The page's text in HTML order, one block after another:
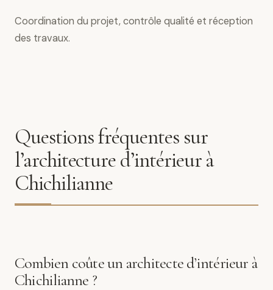
Coordination du projet, contrôle qualité et réception
des travaux.
Questions fréquentes sur
l’architecture d’intérieur à
Chichilianne
Combien coûte un architecte d’intérieur à
Chichilianne ?